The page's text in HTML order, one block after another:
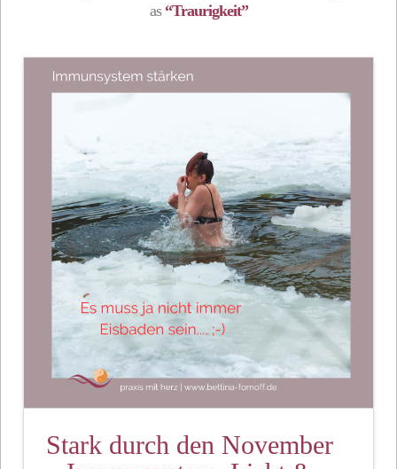
as “Traurigkeit”
Stark durch den November